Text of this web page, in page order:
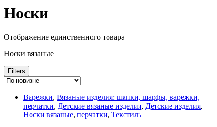
Носки
Отображение единственного товара
Носки вязаные
Filters
Варежки, Вязаные изделия: шапки, шарфы, варежки,
перчатки, Детские вязаные изделия, Детские изделия,
Носки вязаные, перчатки, Текстиль